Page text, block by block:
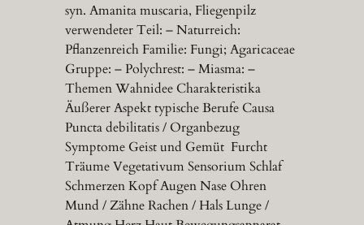
syn. Amanita muscaria, Fliegenpilz
verwendeter Teil: – Naturreich:
Pflanzenreich Familie: Fungi; Agaricaceae
Gruppe: – Polychrest: – Miasma: –
Themen Wahnidee Charakteristika
Äußerer Aspekt typische Berufe Causa
Puncta debilitatis / Organbezug
Symptome Geist und Gemüt Furcht
Träume Vegetativum Sensorium Schlaf
Schmerzen Kopf Augen Nase Ohren
Mund / Zähne Rachen / Hals Lunge /